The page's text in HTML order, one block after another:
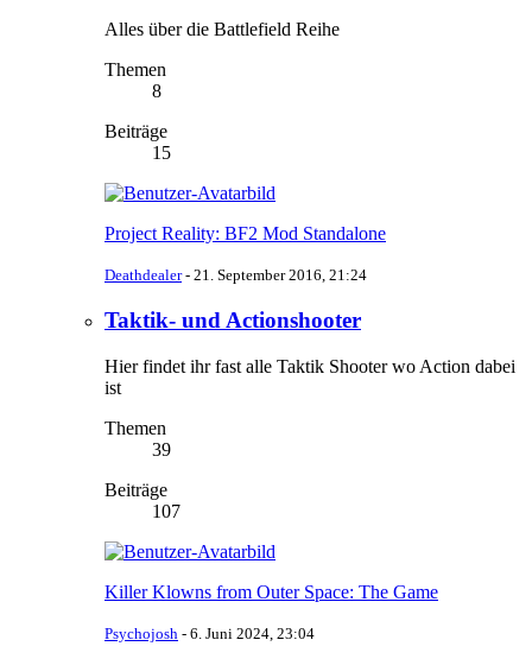
Alles über die Battlefield Reihe
Themen
8
Beiträge
15
Project Reality: BF2 Mod Standalone
Deathdealer- 21. September 2016, 21:24
Taktik- und Actionshooter
Hier findet ihr fast alle Taktik Shooter wo Action dabei
ist
Themen
39
Beiträge
107
Killer Klowns from Outer Space: The Game
Psychojosh - 6. Juni 2024, 23:04